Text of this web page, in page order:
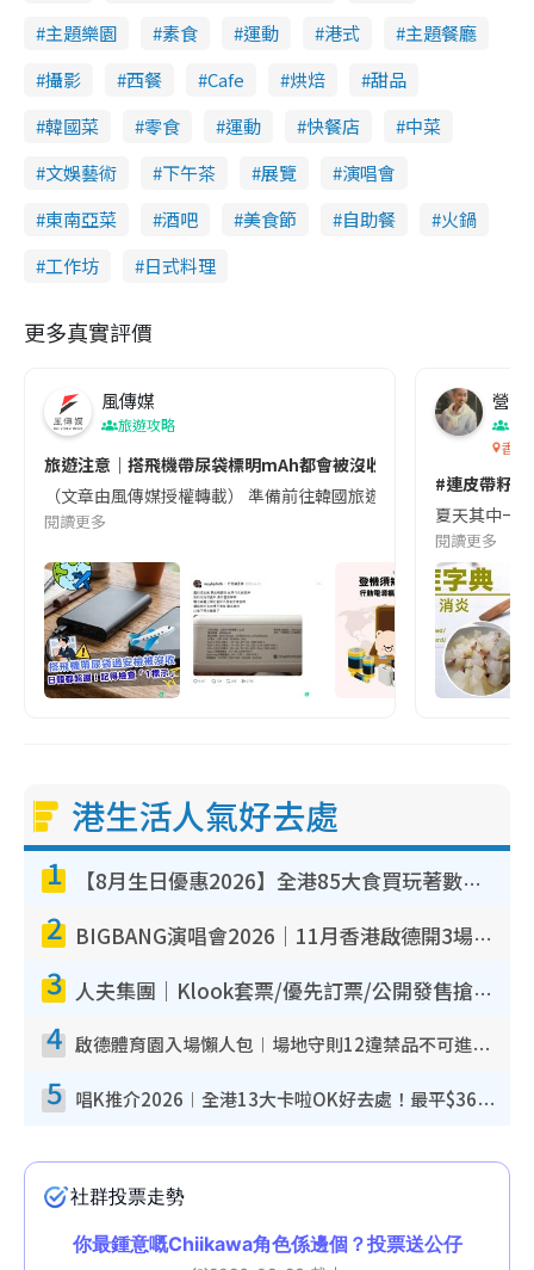
主題樂園
素食 運動 港式
主題餐廳
攝影
西餐 Cafe 烘焙
甜品
韓國菜
零食 運動 快餐店
中菜
文娛藝術
下午茶 展覽
演唱會
東南亞菜
酒吧 美食節 自助餐
火鍋
工作坊
日式料理
更多真實評價
風傳媒
旅遊攻略
旅遊注意｜搭飛機帶尿袋標明mAh都會被沒收😱出發前切記檢查
（文章由風傳媒授權轉載） 準備前往韓國旅遊的民眾，近期要
閱讀更多
營養
香港
#連皮帶籽
夏天其中一
閱讀更多
港生活人氣好去處
1 【8月生日優惠2026】全港85大食買玩著數攻略 自助餐/火鍋放題同行免費＋誠品/DONKI送現金券
2 BIGBANG演唱會2026｜11月香港啟德開3場！實名制VIP申請、優先購票攻略
3 人夫集團｜Klook套票/優先訂票/公開發售搶飛攻略！附票價.購票連結.場地座位表
4 啟德體育園入場懶人包︱場地守則12違禁品不可進場准帶細水樽但全場禁樽蓋！應援牌有限制！
5 唱K推介2026︱全港13大卡啦OK好去處！最平$36起 日文K都有！(附地址+收費詳情)